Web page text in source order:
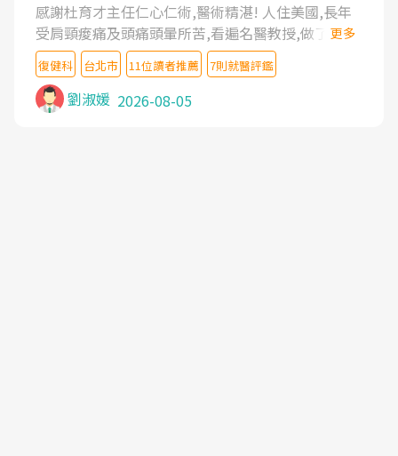
感謝杜育才主任仁心仁術,醫術精湛! 人住美國,長年
受肩頸痠痛及頭痛頭暈所苦,看遍名醫教授,做了各種
檢查,也嘗試過西醫打針,中醫針灸及物理徒手治療都
沒有用,後來連吃到嗎啡類止痛藥都效果有限,只是壓
症狀,沒多久就痛起來,多年失眠嚴重影響生活品質.
台灣親友介紹忠孝醫院杜育才主任是頸頭症候群專
更多
復健科 台北市 11位讀者推薦 7則就醫評鑑
劉淑媛 2026-08-05